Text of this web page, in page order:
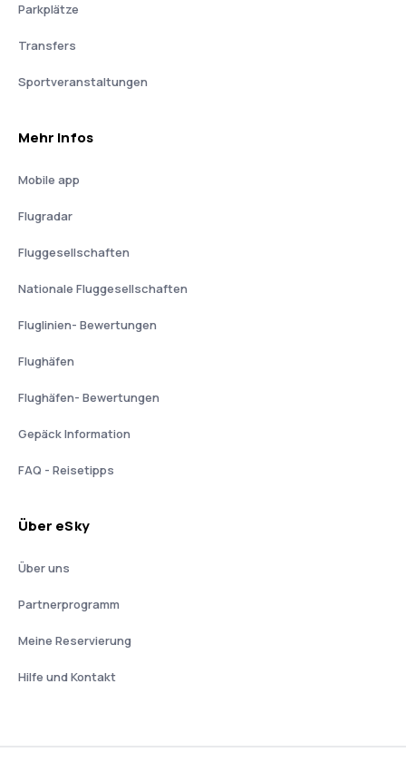
Parkplätze
Transfers
Sportveranstaltungen
Mehr Infos
Mobile app
Flugradar
Fluggesellschaften
Nationale Fluggesellschaften
Fluglinien- Bewertungen
Flughäfen
Flughäfen- Bewertungen
Gepäck Information
FAQ - Reisetipps
Über eSky
Über uns
Partnerprogramm
Meine Reservierung
Hilfe und Kontakt